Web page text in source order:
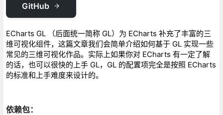
GitHub
ECharts GL （后面统一简称 GL）为 ECharts 补充了丰富的三
维可视化组件，这篇文章我们会简单介绍如何基于 GL 实现一些
常见的三维可视化作品。实际上如果你对 ECharts 有一定了解
的话，也可以很快的上手 GL，GL 的配置项完全是按照 ECharts
的标准和上手难度来设计的。
依赖包：